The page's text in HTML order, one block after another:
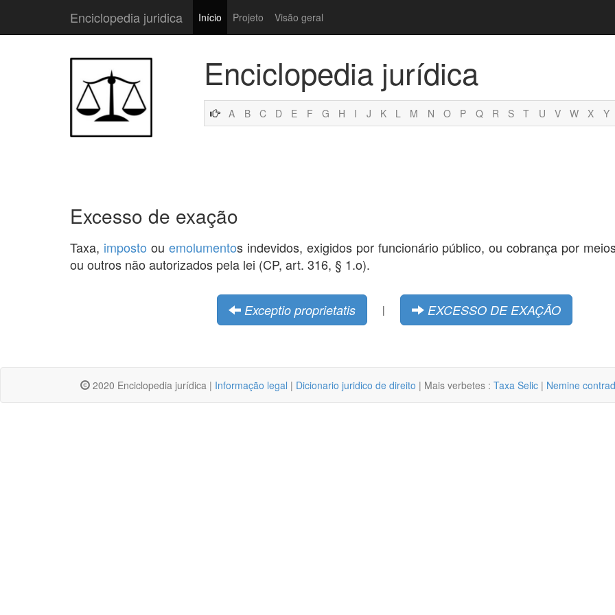
Enciclopedia juridica Início Projeto Visão geral
Enciclopedia jurídica
A B C D E F G H I J K L M N O P Q R S T U V W X Y
Excesso de exação
Taxa, imposto ou emolumentos indevidos, exigidos por funcionário público, ou cobrança por
ou outros não autorizados pela lei (CP, art. 316, § 1.o).
Exceptio proprietatis | EXCESSO DE EXAÇÃO
2020 Enciclopedia jurídica | Informação legal | Dicionario juridico de direito | Mais verbetes : Taxa Selic | Nemine